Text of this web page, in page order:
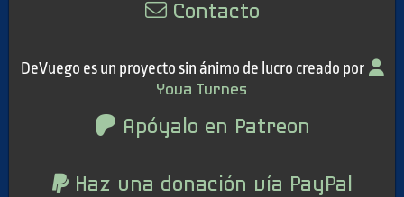
Contacto
DeVuego es un proyecto sin ánimo de lucro creado por
Yova Turnes
Apóyalo en Patreon
Haz una donación vía PayPal